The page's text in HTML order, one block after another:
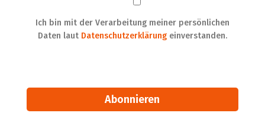
Ich bin mit der Verarbeitung meiner persönlichen
Daten laut Datenschutzerklärungeinverstanden.